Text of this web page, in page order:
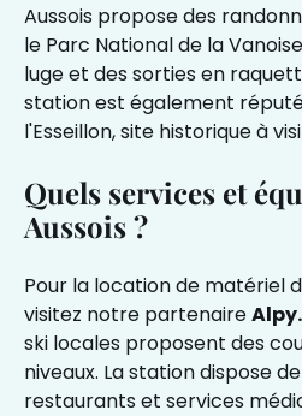
Aussois propose des
le Parc National de la
luge et des sorties en
station est également
l'Esseillon, site historique à
Quels services et
Aussois ?
Pour la location de matériel
visitez notre partenaire
ski locales proposent des
niveaux. La station dispose
restaurants et services